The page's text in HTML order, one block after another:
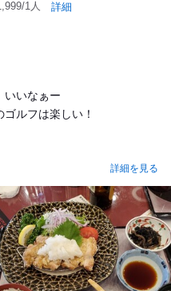
1人 詳細
いなぁー
ルフは楽しい！
詳細を見る